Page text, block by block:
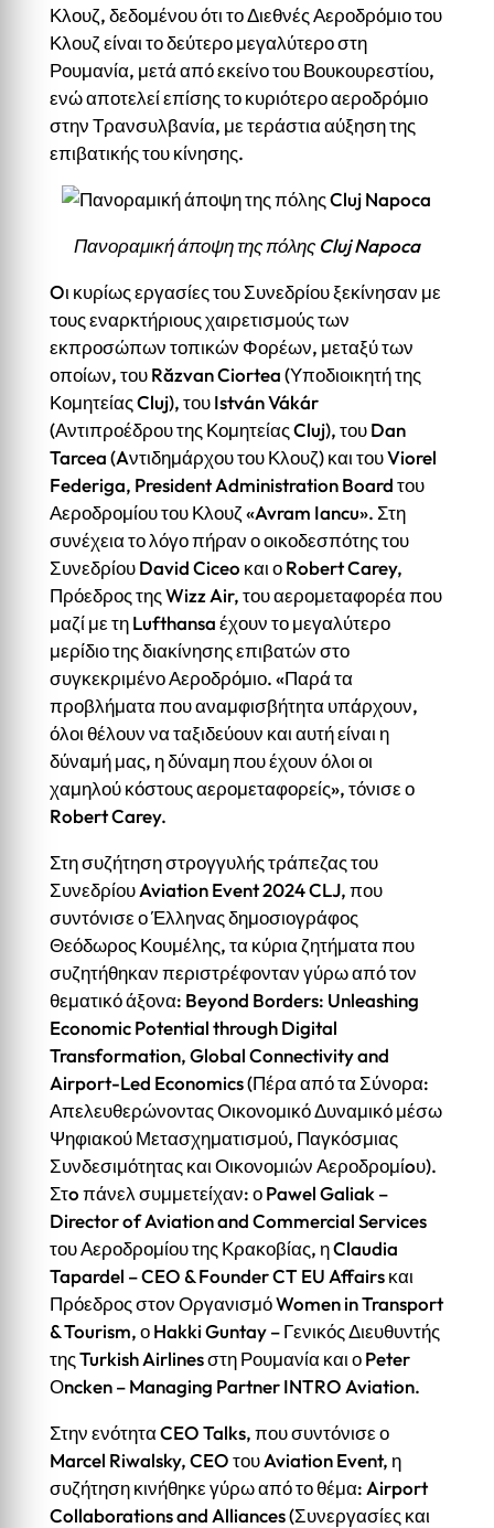
Κλουζ, δεδομένου ότι το Διεθνές Αεροδρόμιο του
Κλουζ είναι το δεύτερο μεγαλύτερο στη
Ρουμανία, μετά από εκείνο του Βουκουρεστίου,
ενώ αποτελεί επίσης το κυριότερο αεροδρόμιο
στην Τρανσυλβανία, με τεράστια αύξηση της
επιβατικής του κίνησης.
Πανοραμική άποψη της πόλης Cluj Napoca
Oι κυρίως εργασίες του Συνεδρίου ξεκίνησαν με
τους εναρκτήριους χαιρετισμούς των
εκπροσώπων τοπικών Φορέων, μεταξύ των
οποίων, του Răzvan Ciortea (Υποδιοικητή της
Κομητείας Cluj), του István Vákár
(Αντιπροέδρου της Κομητείας Cluj), του Dan
Tarcea (Aντιδημάρχου του Κλουζ) και του Viorel
Federiga, President Administration Board του
Αεροδρομίου του Κλουζ «Avram Iancu». Στη
συνέχεια το λόγο πήραν ο οικοδεσπότης του
Συνεδρίου David Ciceo και ο Robert Carey,
Πρόεδρος της Wizz Air, του αερομεταφορέα που
μαζί με τη Lufthansa έχουν το μεγαλύτερο
μερίδιο της διακίνησης επιβατών στο
συγκεκριμένο Αεροδρόμιο. «Παρά τα
προβλήματα που αναμφισβήτητα υπάρχουν,
όλοι θέλουν να ταξιδεύουν και αυτή είναι η
δύναμή μας, η δύναμη που έχουν όλοι οι
χαμηλού κόστους αερομεταφορείς», τόνισε ο
Robert Carey.
Στη συζήτηση στρογγυλής τράπεζας του
Συνεδρίου Aviation Event 2024 CLJ, που
συντόνισε ο Έλληνας δημοσιογράφος
Θεόδωρος Κουμέλης, τα κύρια ζητήματα που
συζητήθηκαν περιστρέφονταν γύρω από τον
θεματικό άξονα: Beyond Borders: Unleashing
Economic Potential through Digital
Transformation, Global Connectivity and
Airport-Led Economics (Πέρα από τα Σύνορα:
Απελευθερώνοντας Οικονομικό Δυναμικό μέσω
Ψηφιακού Μετασχηματισμού, Παγκόσμιας
Συνδεσιμότητας και Οικονομιών Αεροδρομίoυ).
Στo πάνελ συμμετείχαν: ο Pawel Galiak –
Director of Aviation and Commercial Services
του Αεροδρομίου της Κρακοβίας, η Claudia
Tapardel – CEO & Founder CT EU Affairs και
Πρόεδρος στον Οργανισμό Women in Transport
& Tourism, ο Hakki Guntay – Γενικός Διευθυντής
της Turkish Airlines στη Ρουμανία και ο Peter
Οncken – Managing Partner INTRO Aviation.
Στην ενότητα CEO Talks, που συντόνισε ο
Marcel Riwalsky, CEO του Aviation Event, η
συζήτηση κινήθηκε γύρω από το θέμα: Airport
Collaborations and Alliances (Συνεργασίες και